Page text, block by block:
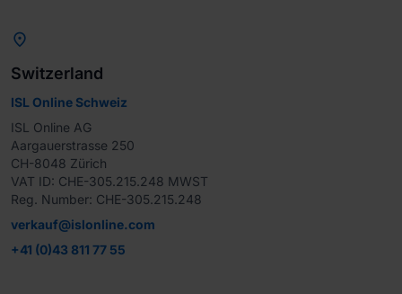

Switzerland
ISL Online Schweiz
ISL Online AG
Aargauerstrasse 250
CH-8048 Zürich
VAT ID: CHE-305.215.248 MWST
Reg. Number: CHE-305.215.248
verkauf@islonline.com
+41 (0)43 811 77 55